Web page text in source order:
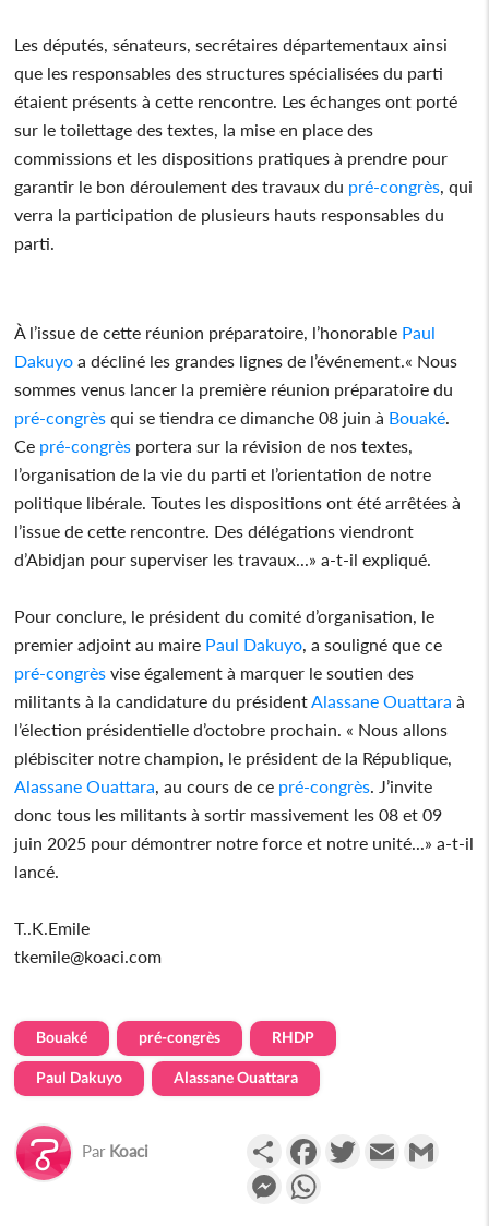
Les députés, sénateurs, secrétaires départementaux ainsi
que les responsables des structures spécialisées du parti
étaient présents à cette rencontre. Les échanges ont porté
sur le toilettage des textes, la mise en place des
commissions et les dispositions pratiques à prendre pour
garantir le bon déroulement des travaux du pré-congrès, qui
verra la participation de plusieurs hauts responsables du
parti.
À l’issue de cette réunion préparatoire, l’honorable Paul
Dakuyo a décliné les grandes lignes de l’événement.« Nous
sommes venus lancer la première réunion préparatoire du
pré-congrès qui se tiendra ce dimanche 08 juin à Bouaké.
Ce pré-congrès portera sur la révision de nos textes,
l’organisation de la vie du parti et l’orientation de notre
politique libérale. Toutes les dispositions ont été arrêtées à
l’issue de cette rencontre. Des délégations viendront
d’Abidjan pour superviser les travaux...» a-t-il expliqué.
Pour conclure, le président du comité d’organisation, le
premier adjoint au maire Paul Dakuyo, a souligné que ce
pré-congrès vise également à marquer le soutien des
militants à la candidature du présidentAlassane Ouattara à
l’élection présidentielle d’octobre prochain. « Nous allons
plébisciter notre champion, le président de la République,
Alassane Ouattara, au cours de ce pré-congrès. J’invite
donc tous les militants à sortir massivement les 08 et 09
juin 2025 pour démontrer notre force et notre unité...» a-t-il
lancé.
T..K.Emile
tkemile@koaci.com
Bouaké pré-congrès RHDP
Paul Dakuyo Alassane Ouattara
Par Koaci PartagerFacebookTwitterEmail
Messenger